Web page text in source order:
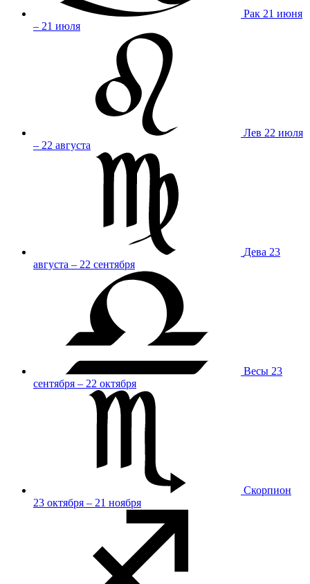
Рак 21 июня
– 21 июля
Лев 22 июля
– 22 августа
Дева 23
августа – 22 сентября
Весы 23
сентября – 22 октября
Скорпион
23 октября – 21 ноября